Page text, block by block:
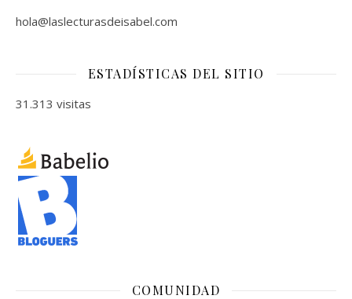
hola@laslecturasdeisabel.com
ESTADÍSTICAS DEL SITIO
31.313 visitas
COMUNIDAD